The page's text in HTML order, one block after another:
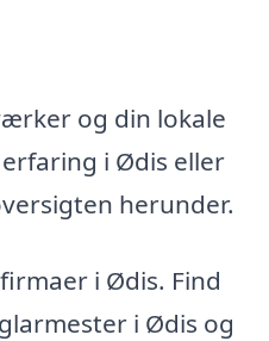
og din lokale
i Ødis eller
herunder.
i Ødis. Find
i Ødis og